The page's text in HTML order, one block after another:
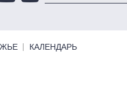
КАЛЕНДАРЬ